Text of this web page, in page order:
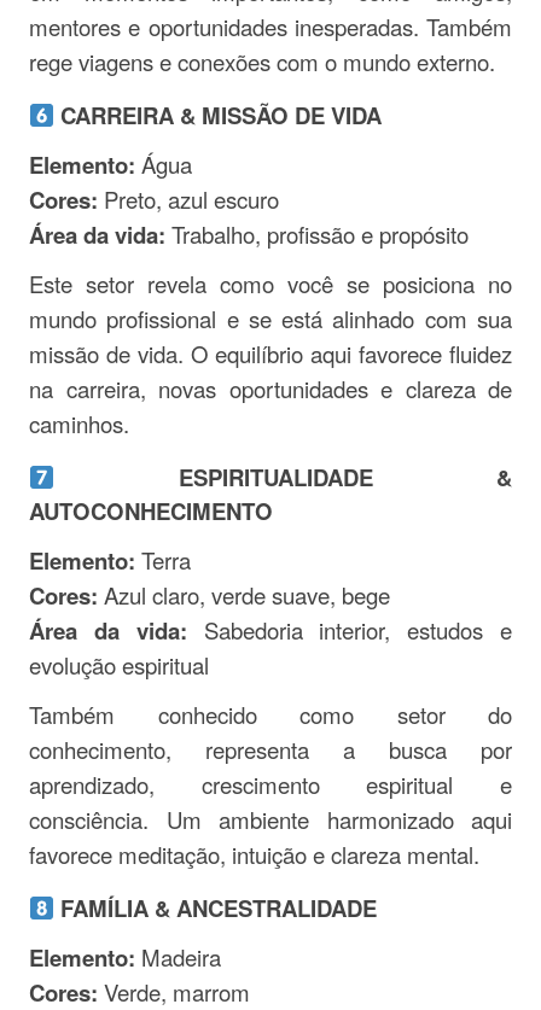
mentores e oportunidades inesperadas. Também
rege viagens e conexões com o mundo externo.
CARREIRA & MISSÃO DE VIDA
Elemento: Água
Cores: Preto, azul escuro
Área da vida: Trabalho, profissão e propósito
Este setor revela como você se posiciona no
mundo profissional e se está alinhado com sua
missão de vida. O equilíbrio aqui favorece fluidez
na carreira, novas oportunidades e clareza de
caminhos.
ESPIRITUALIDADE &
AUTOCONHECIMENTO
Elemento: Terra
Cores: Azul claro, verde suave, bege
Área da vida: Sabedoria interior, estudos e
evolução espiritual
Também conhecido como setor do
conhecimento, representa a busca por
aprendizado, crescimento espiritual e
consciência. Um ambiente harmonizado aqui
favorece meditação, intuição e clareza mental.
FAMÍLIA & ANCESTRALIDADE
Elemento: Madeira
Cores: Verde, marrom